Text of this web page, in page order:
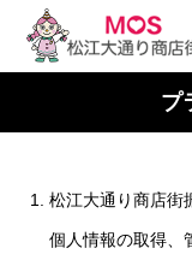
プ
松江大通り商店街
個人情報の取得、